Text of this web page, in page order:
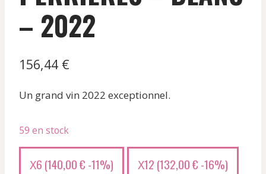
– 2022
156,44 €
Un grand vin 2022 exceptionnel.
59 en stock
X6 (140,00€ -11%) X12 (132,00€ -16%)